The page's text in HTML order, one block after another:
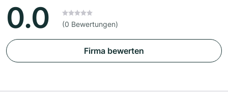
0.0 (0 Bewertungen)
Firma bewerten